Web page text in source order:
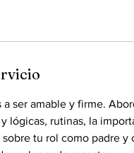
a ser amable y firme.
lógicas, rutinas, la
tu rol como padre